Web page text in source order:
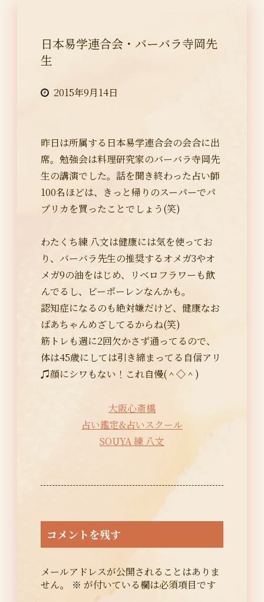
日本易学連合会・バーバラ寺岡先
生
2015年9月14日
昨日は所属する日本易学連合会の会合に出
席。勉強会は料理研究家のバーバラ寺岡先
生の講演でした。話を聞き終わった占い師
100名ほどは、きっと帰りのスーパーでパ
プリカを買ったことでしょう(笑)
わたくち練 八文は健康には気を使ってお
り、バーバラ先生の推奨するオメガ3やオ
メガ9の油をはじめ、リベロフラワーも飲
んでるし、ビーポーレンなんかも。
認知症になるのも絶対嫌だけど、健康なお
ばあちゃんめざしてるからね(笑)
筋トレも週に2回欠かさず通ってるので、
体は45歳にしては引き締まってる自信アリ
♫顔にシワもない！これ自慢(＾◇＾)
大阪心斎橋
占い鑑定&占いスクール
SOUYA 練 八文
コメントを残す
メールアドレスが公開されることはありま
せん。
※ が付いている欄は必須項目です